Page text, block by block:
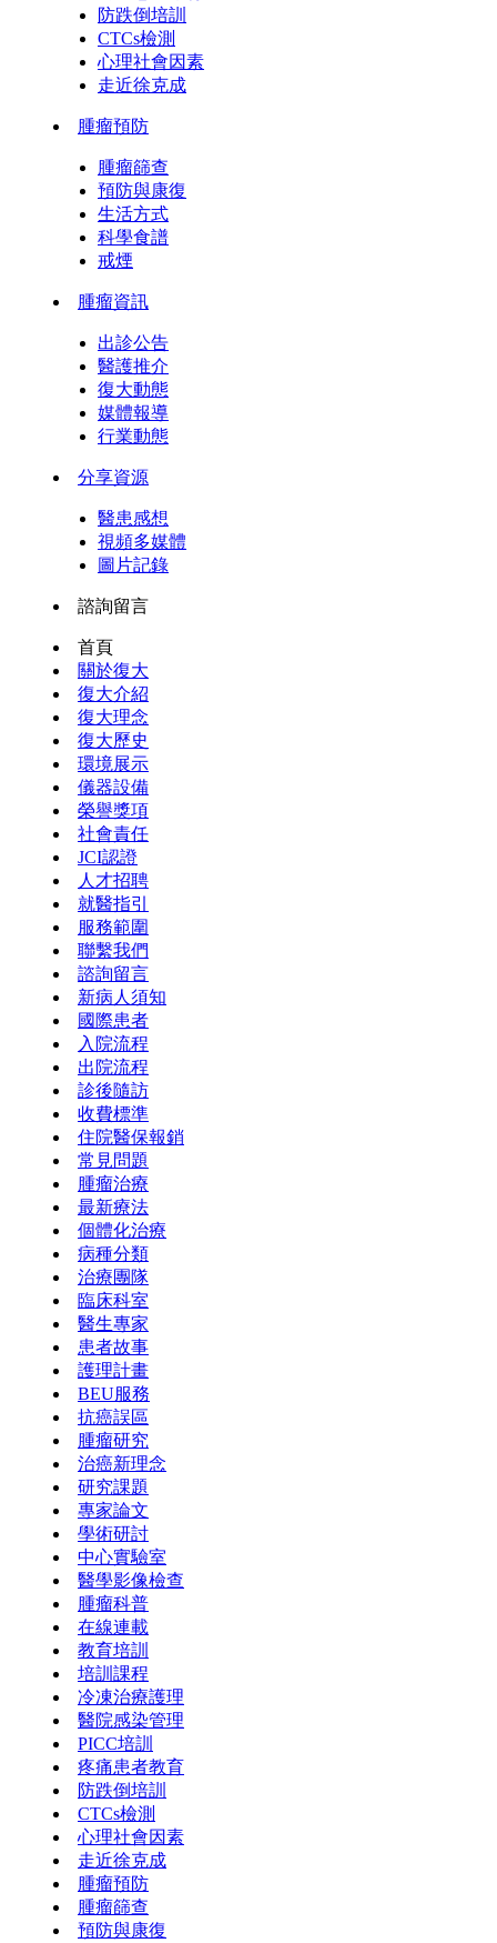
防跌倒培訓
CTCs檢測
心理社會因素
走近徐克成
腫瘤預防
腫瘤篩查
預防與康復
生活方式
科學食譜
戒煙
腫瘤資訊
出診公告
醫護推介
復大動態
媒體報導
行業動態
分享資源
醫患感想
視頻多媒體
圖片記錄
諮詢留言
首頁
關於復大
復大介紹
復大理念
復大歷史
環境展示
儀器設備
榮譽獎項
社會責任
JCI認證
人才招聘
就醫指引
服務範圍
聯繫我們
諮詢留言
新病人須知
國際患者
入院流程
出院流程
診後隨訪
收費標準
住院醫保報銷
常見問題
腫瘤治療
最新療法
個體化治療
病種分類
治療團隊
臨床科室
醫生專家
患者故事
護理計畫
BEU服務
抗癌誤區
腫瘤研究
治癌新理念
研究課題
專家論文
學術研討
中心實驗室
醫學影像檢查
腫瘤科普
在線連載
教育培訓
培訓課程
冷凍治療護理
醫院感染管理
PICC培訓
疼痛患者教育
防跌倒培訓
CTCs檢測
心理社會因素
走近徐克成
腫瘤預防
腫瘤篩查
預防與康復